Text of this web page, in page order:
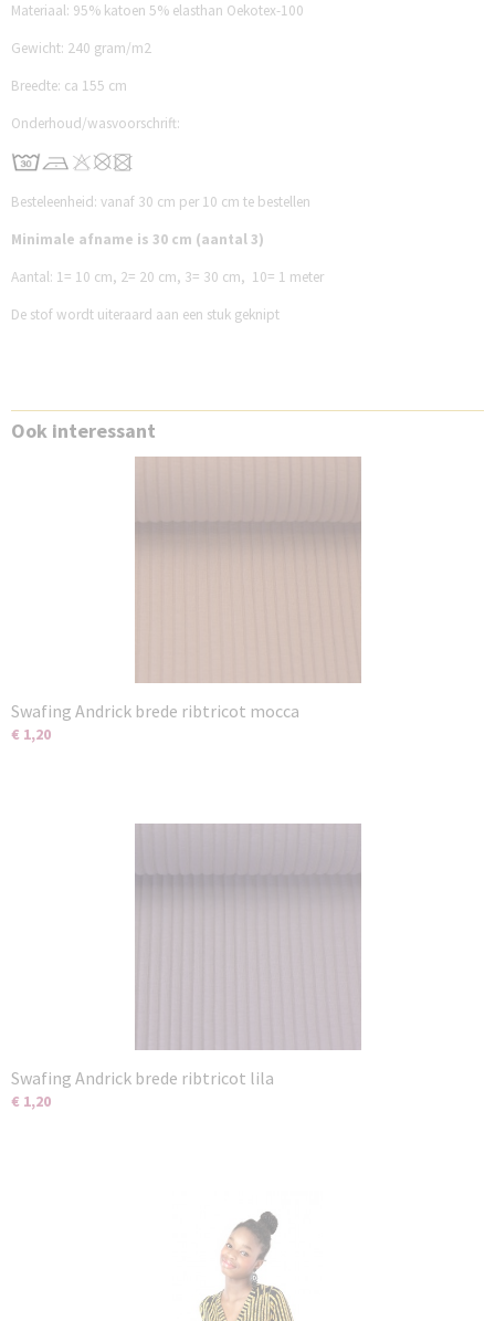
Materiaal: 95% katoen 5% elasthan Oekotex-100
Gewicht: 240 gram/m2
Breedte: ca 155 cm
Onderhoud/wasvoorschrift:
Besteleenheid: vanaf 30 cm per 10 cm te bestellen
Minimale afname is 30 cm (aantal 3)
Aantal: 1= 10 cm, 2= 20 cm, 3= 30 cm, 10= 1 meter
De stof wordt uiteraard aan een stuk geknipt
Ook interessant
Swafing Andrick brede ribtricot mocca
€ 1,20
Swafing Andrick brede ribtricot lila
€ 1,20